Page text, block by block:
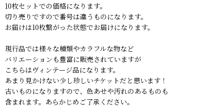
10枚セットでの価格になります。
切り売りですので番号は違うものになります。
お届けは10枚繋がった状態でお届けになります。
現行品では様々な種類やカラフルな物など
バリエーションも豊富に販売されていますが
こちらはヴィンテージ品になります。
あまり見かけない少し珍しいチケットだと思います！
古いものになりますので、色あせや汚れのあるものも
含まれます。あらかじめご了承ください。